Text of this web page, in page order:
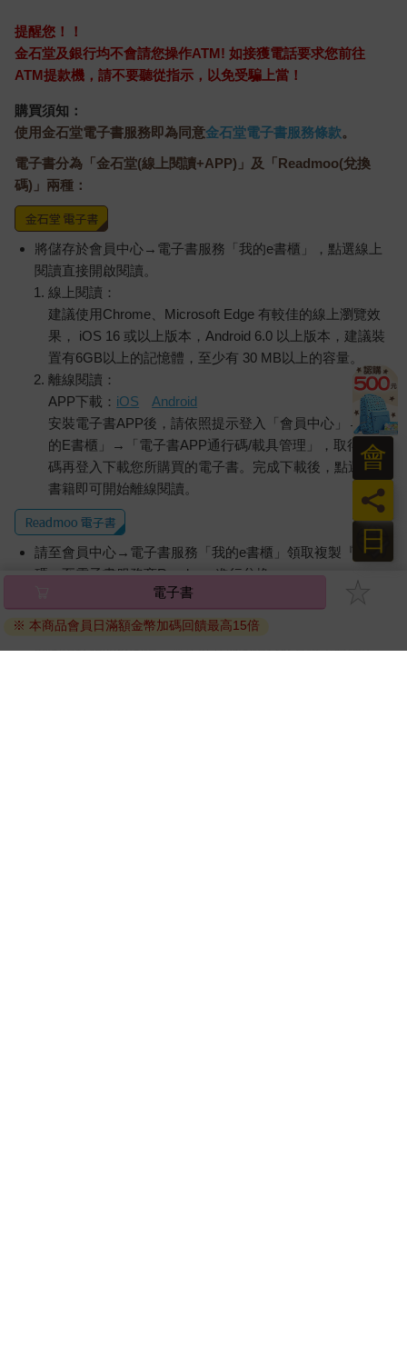
提醒您！！
金石堂及銀行均不會請您操作ATM! 如接獲電話要求您前往
ATM提款機，請不要聽從指示，以免受騙上當！
購買須知：
使用金石堂電子書服務即為同意金石堂電子書服務條款。
電子書分為「金石堂(線上閱讀+APP)」及「Readmoo(兌換
碼)」兩種：
將儲存於會員中心→電子書服務「我的e書櫃」，點選線上
閱讀直接開啟閱讀。
線上閱讀：
建議使用Chrome、Microsoft Edge 有較佳的線上瀏覽效
果， iOS 16 或以上版本，Android 6.0 以上版本，建議裝
置有6GB以上的記憶體，至少有 30 MB以上的容量。
離線閱讀：
APP下載： iOS
Android
安裝電子書APP後，請依照提示登入「會員中心」→「我
的E書櫃」→「電子書APP通行碼/載具管理」，取得通行
碼再登入下載您所購買的電子書。完成下載後，點選任一
書籍即可開始離線閱讀。
請至會員中心→電子書服務「我的e書櫃」領取複製『兌換
碼』至電子書服務商Readmoo進行兌換。
因版權保護，您在金石堂所購買的電子書僅能以金石堂專屬
的閱讀軟體開啟閱讀，無法以其他閱讀器或直接下載檔案。
電子書
※ 本商品會員日滿額金幣加碼回饋最高15倍
日
員
會